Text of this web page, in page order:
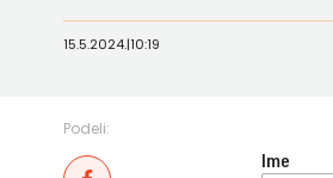
15.5.2024.|10:19
Podeli:
Ime